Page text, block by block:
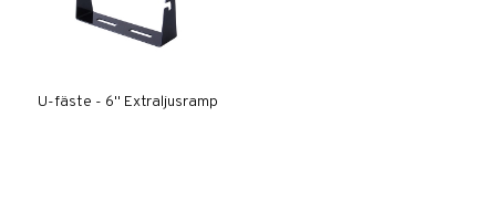
U-fäste - 6'' Extraljusramp